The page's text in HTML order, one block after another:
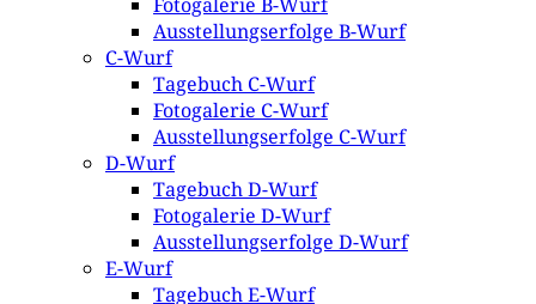
Ausstellungserfolge B-Wurf
C-Wurf
Tagebuch C-Wurf
Fotogalerie C-Wurf
Ausstellungserfolge C-Wurf
D-Wurf
Tagebuch D-Wurf
Fotogalerie D-Wurf
Ausstellungserfolge D-Wurf
E-Wurf
Tagebuch E-Wurf